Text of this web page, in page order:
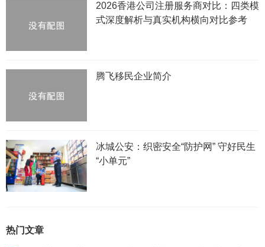
2026香港公司注册服务商对比：四类模
式深度解析与真实机构横向对比参考
腾飞移民企业简介
冰城公安：织密安全“防护网” 守好民生
“小单元”
热门文章